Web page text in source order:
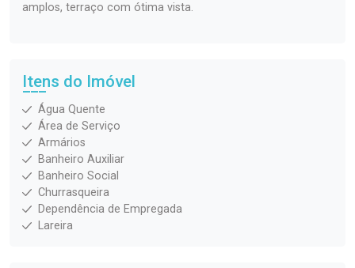
amplos, terraço com ótima vista.
Itens do Imóvel
Água Quente
Área de Serviço
Armários
Banheiro Auxiliar
Banheiro Social
Churrasqueira
Dependência de Empregada
Lareira